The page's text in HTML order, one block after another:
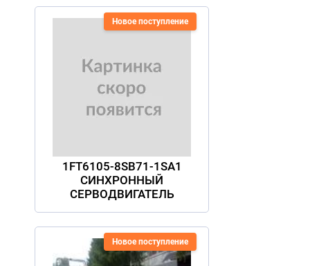
Новое поступление
1FT6105-8SB71-1SA1
СИНХРОННЫЙ
СЕРВОДВИГАТЕЛЬ
Новое поступление